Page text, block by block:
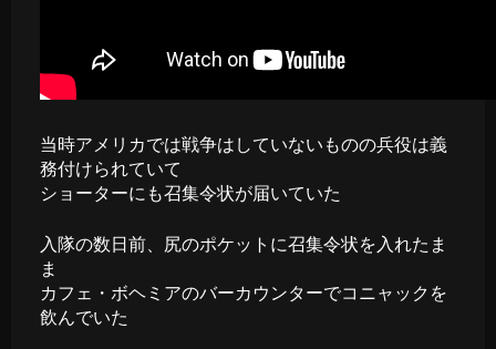
当時アメリカでは戦争はしていないものの兵役は義
務付けられていて
ショーターにも召集令状が届いていた
入隊の数日前、尻のポケットに召集令状を入れたま
ま
カフェ・ボヘミアのバーカウンターでコニャックを
飲んでいた